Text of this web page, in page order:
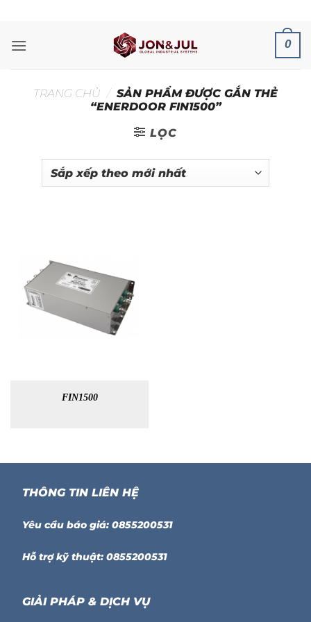
nội
0
TRANG CHỦ / SẢN PHẨM ĐƯỢC GẮN THẺ
“ENERDOOR FIN1500”
LỌC
FIN1500
THÔNG TIN LIÊN HỆ
Yêu cầu báo giá: 0855200531
Hỗ trợ kỹ thuật: 0855200531
GIẢI PHÁP & DỊCH VỤ